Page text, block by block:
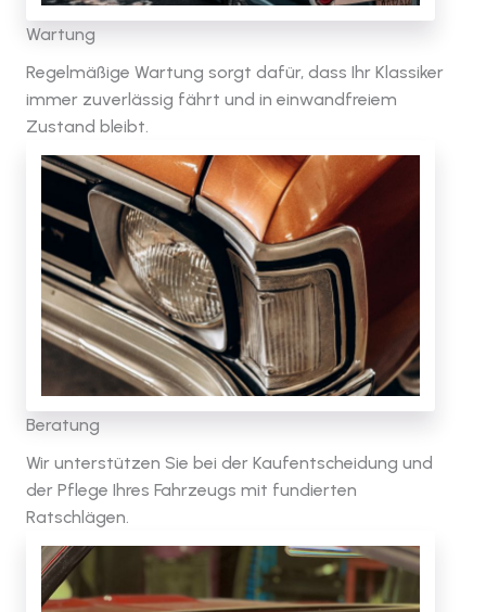
Wartung
Regelmäßige Wartung sorgt dafür, dass Ihr Klassiker
immer zuverlässig fährt und in einwandfreiem
Zustand bleibt.
Beratung
Wir unterstützen Sie bei der Kaufentscheidung und
der Pflege Ihres Fahrzeugs mit fundierten
Ratschlägen.